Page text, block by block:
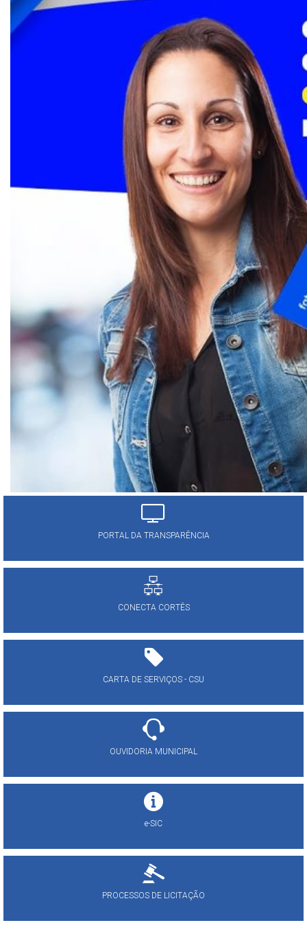
PORTAL DA TRANSPARÊNCIA
CONECTA CORTÊS
CARTA DE SERVIÇOS - CSU
OUVIDORIA MUNICIPAL
e-SIC
PROCESSOS DE LICITAÇÃO